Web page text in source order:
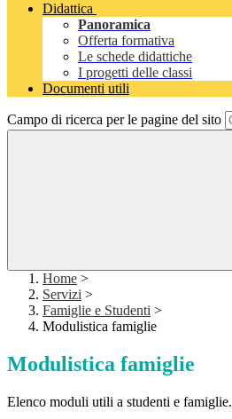
Didattica
Panoramica
Offerta formativa
Le schede didattiche
I progetti delle classi
Documenti utili
Campo di ricerca per le pagine del sito
Home >
Servizi >
Famiglie e Studenti >
Modulistica famiglie
Modulistica famiglie
Elenco moduli utili a studenti e famiglie.